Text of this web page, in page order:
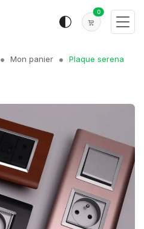
0
Mon panier Plaque serena